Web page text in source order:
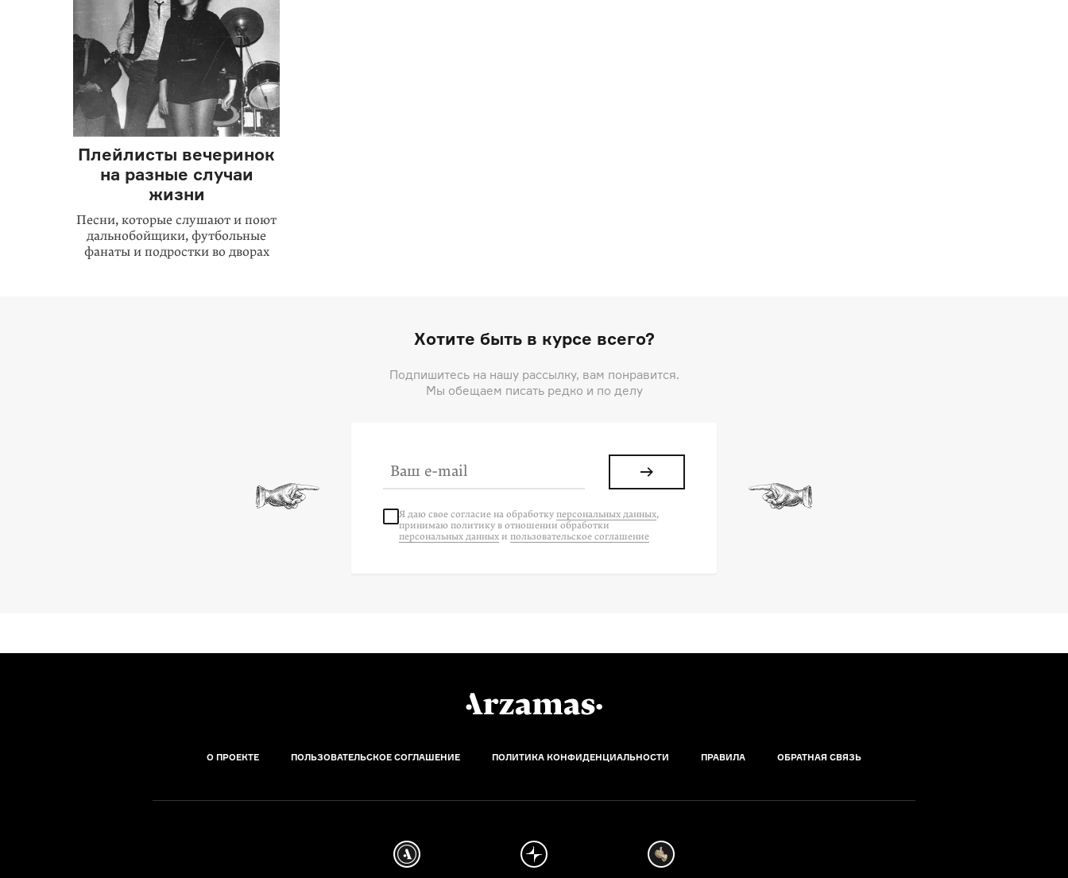
Плейлисты вечеринок
на разные случаи
жизни
Песни, которые слушают и поют
дальнобойщики, футбольные
фанаты и подростки во дворах
Хотите быть в курсе всего?
Подпишитесь на нашу рассылку, вам понравится.
Мы обещаем писать редко и по делу
Я даю свое согласие на обработку персональных данных,
принимаю политику в отношении обработки
персональных данных и пользовательское соглашение
О ПРОЕКТЕ ПОЛЬЗОВАТЕЛЬСКОЕ СОГЛАШЕНИЕ ПОЛИТИКА КОНФИДЕНЦИАЛЬНОСТИ ПРАВИЛА ОБРАТНАЯ СВЯЗЬ